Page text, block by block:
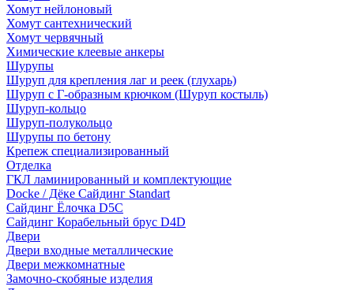
Хомут нейлоновый
Хомут сантехнический
Хомут червячный
Химические клеевые анкеры
Шурупы
Шуруп для крепления лаг и реек (глухарь)
Шуруп с Г-образным крючком (Шуруп костыль)
Шуруп-кольцо
Шуруп-полукольцо
Шурупы по бетону
Крепеж специализированный
Отделка
ГКЛ ламинированный и комплектующие
Docke / Дёке Сайдинг Standart
Сайдинг Ёлочка D5C
Сайдинг Корабельный брус D4D
Двери
Двери входные металлические
Двери межкомнатные
Замочно-скобяные изделия